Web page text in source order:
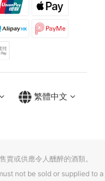
繁體中文
賣或供應令人醺醉的酒類。
not be sold or supplied to a